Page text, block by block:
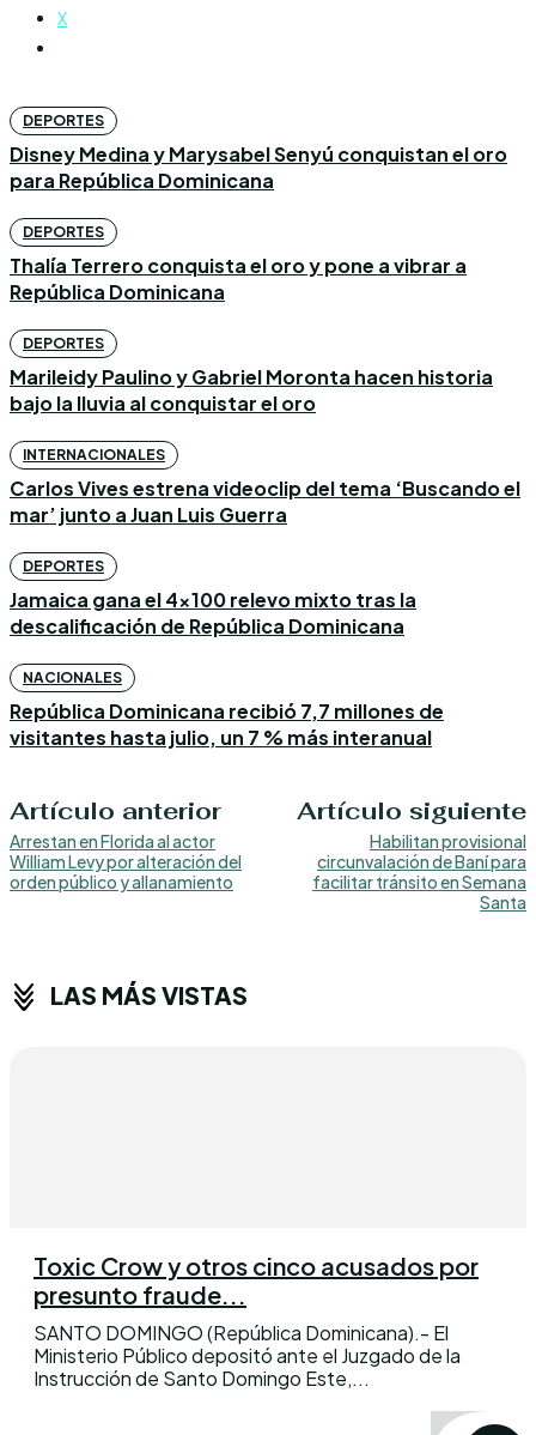
X
DEPORTES
Disney Medina y Marysabel Senyú conquistan el oro
para República Dominicana
DEPORTES
Thalía Terrero conquista el oro y pone a vibrar a
República Dominicana
DEPORTES
Marileidy Paulino y Gabriel Moronta hacen historia
bajo la lluvia al conquistar el oro
INTERNACIONALES
Carlos Vives estrena videoclip del tema ‘Buscando el
mar’ junto a Juan Luis Guerra
DEPORTES
Jamaica gana el 4×100 relevo mixto tras la
descalificación de República Dominicana
NACIONALES
República Dominicana recibió 7,7 millones de
visitantes hasta julio, un 7 % más interanual
Artículo anterior
Arrestan en Florida al actor
William Levy por alteración del
orden público y allanamiento
Artículo siguiente
Habilitan provisional
circunvalación de Baní para
facilitar tránsito en Semana
Santa
LAS MÁS VISTAS
Toxic Crow y otros cinco acusados por
presunto fraude...
SANTO DOMINGO (República Dominicana).- El
Ministerio Público depositó ante el Juzgado de la
Instrucción de Santo Domingo Este,...